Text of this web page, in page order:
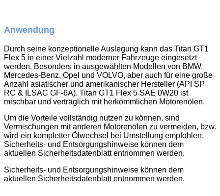
Anwendung
Durch seine konzeptionelle Auslegung kann das Titan GT1
Flex 5 in einer Vielzahl moderner Fahrzeuge eingesetzt
werden. Besonders in ausgewählten Modellen von BMW,
Mercedes-Benz, Opel und VOLVO, aber auch für eine große
Anzahl asiatischer und amerikanischer Hersteller (API SP
RC & ILSAC GF-6A). Titan GT1 Flex 5 SAE 0W20 ist
mischbar und verträglich mit herkömmlichen Motorenölen.
Um die Vorteile vollständig nutzen zu können, sind
Vermischungen mit anderen Motorenölen zu vermeiden, bzw.
wird ein kompletter Ölwechsel bei Umstellung empfohlen.
Sicherheits- und Entsorgungshinweise können dem
aktuellen Sicherheitsdatenblatt entnommen werden.
Sicherheits- und Entsorgungshinweise können dem
aktuellen Sicherheitsdatenblatt entnommen werden.